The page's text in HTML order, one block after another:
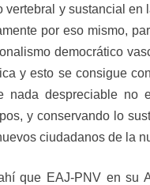
vertebral y sustancial en
por eso mismo,
democrático
y esto se consigue
nada despreciable no
y conservando lo
ciudadanos de la
que EAJ-PNV en su